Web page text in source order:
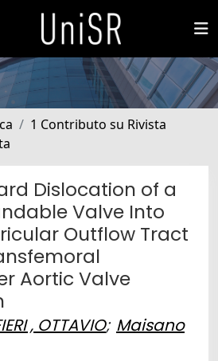
1 Contributo su Rivista
Dislocation of a
Valve Into
Outflow Tract
Aortic Valve
, OTTAVIO; Maisano